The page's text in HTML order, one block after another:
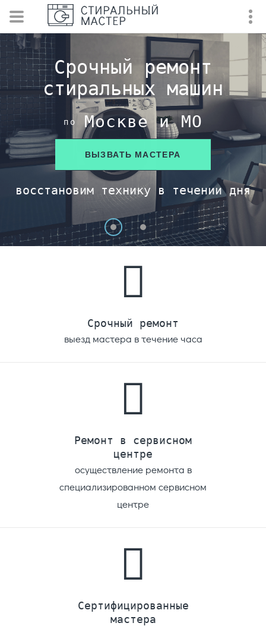
Срочный ремонт
стиральных машин
по Москве и МО
ВЫЗВАТЬ МАСТЕРА
восстановим технику в течении дня
Cрочный ремонт
выезд мастера в течение часа
Ремонт в сервисном
центре
осуществление ремонта в
специализированном сервисном
центре
Сертифицированные
мастера